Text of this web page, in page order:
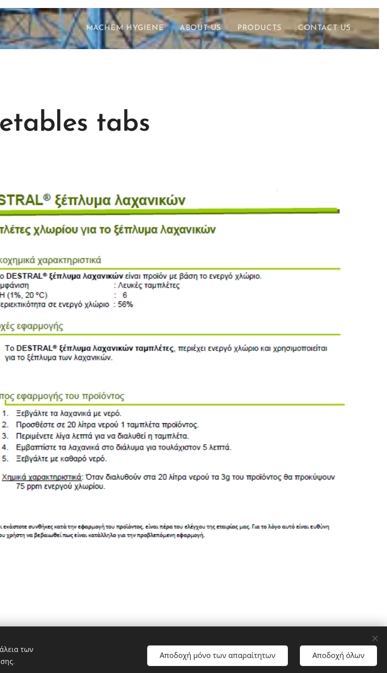
MACHEM HYGIENE ABOUT US PRODUCTS CONTACT US
tabs
Υλοποιήθηκε από τη Webnode Cookies
των
Αποδοχή μόνο των απαραίτητων Αποδοχή όλων